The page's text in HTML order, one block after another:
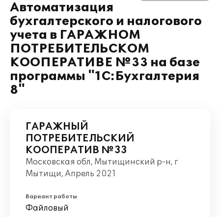
Автоматизация
бухгалтерского и налогового
учета в ГАРАЖНОМ
ПОТРЕБИТЕЛЬСКОМ
КООПЕРАТИВЕ №33 на базе
программы "1С:Бухгалтерия
8"
ГАРАЖНЫЙ
ПОТРЕБИТЕЛЬСКИЙ
КООПЕРАТИВ №33
Московская обл, Мытищинский р-н, г
Мытищи, Апрель 2021
Вариант работы
Файловый